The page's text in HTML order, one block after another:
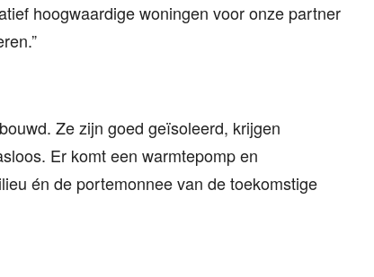
hoogwaardige woningen voor onze partner
Ze zijn goed geïsoleerd, krijgen
Er komt een warmtepomp en
én de portemonnee van de toekomstige